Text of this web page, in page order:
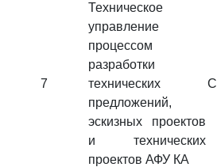
7
Техническое
управление
процессом
разработки
технических
предложений,
эскизных проектов
и технических
проектов АФУ КА